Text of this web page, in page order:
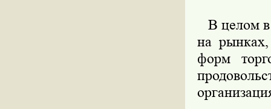
В целом в
на
форм